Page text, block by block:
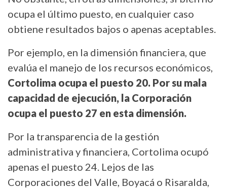
ocupa el último puesto, en cualquier caso
obtiene resultados bajos o apenas aceptables.
Por ejemplo, en la dimensión financiera, que
evalúa el manejo de los recursos económicos,
Cortolima ocupa el puesto 20. Por su mala
capacidad de ejecución, la Corporación
ocupa el puesto 27 en esta dimensión.
Por la transparencia de la gestión
administrativa y financiera, Cortolima ocupó
apenas el puesto 24. Lejos de las
Corporaciones del Valle, Boyacá o Risaralda,